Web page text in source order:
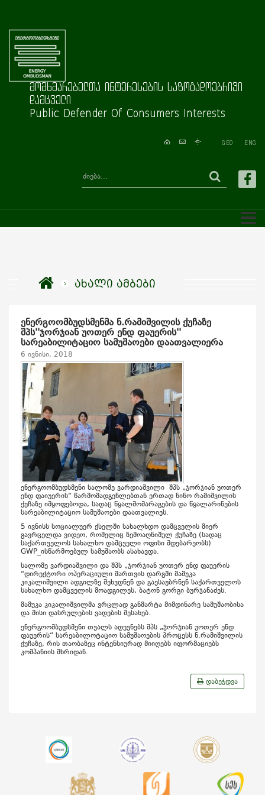
მომხმარებელთა ინტერესების საზოგადოებრივი
დამცველი
Public Defender Of Consumers Interests
GEO ENG
ახალი ამბები
ენერგოომბუდსმენმა ნ.რამიშვილის ქუჩაზე
შპს''ჯორჯიან უოთერ ენდ ფაუერის''
სარეაბილიტაციო სამუშაოები დაათვალიერა
6 ივნისი, 2018
ენერგოომბუდსმენი სალომე ვარდიაშვილი შპს „ჯორჯიან უოთერ
ენდ ფაიუერის“ წარმომადგენლებთან ერთად ნინო რამიშვილის
ქუჩაზე იმყოფებოდა, სადაც წყალმომარაგების და წყალარინების
სარეაბილიტაციო სამუშაოები დაათვალიეს.
5 ივნისს სოციალუერ ქსელში სახალხდო დამცველის მიერ
გავრცელდა ვიდეო, რომელიც ზემოაღნიშულ ქუჩაზე (სადაც
საქართველოს სახალხო დამცველი ოფისი მდებარეობს)
GWP_ისწარმოებულ სამუშაობს ასახავდა.
სალომე ვარდიაშვილი და შპს „ჯორჯიან უოთერ ენდ ფაუერის
“დირექტორი ოპერაციული მართვის დარგში მამუკა
კიკალიშვილი ადგილზე შეხვდნენ და გაესაუბრნენ საქართველოს
სახალხო დამცველის მოადგილეს, ბატონ გორგი ბურჯანაძეს.
მამუკა კიკალიშვილმა ვრცლად განმარტა მიმდინარე სამუშაობისა
და მისი დასრულების ვადების შესახებ.
ენერგოომბუდსმენი თვალს ადევნებს შპს „ჯორჯიან უოთერ ენდ
ფაუერის“ სარეაბილოტაციო სამუშაოების პროცესს ნ.რამიშვილის
ქუჩაზე, რის თაობაზეც ინტენსიურად მიიღებს იფორმაციებს
კომპანიის მხრიდან.
დაბეჭდვა